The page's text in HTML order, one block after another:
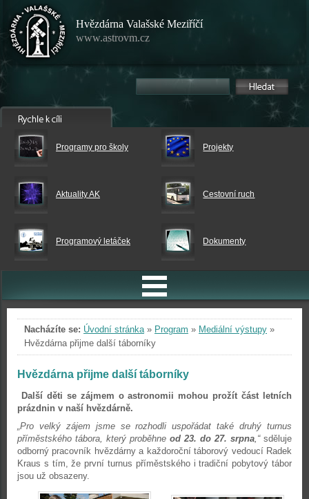
Hvězdárna Valašské Meziříčí
www.astrovm.cz
Programy pro školy Projekty
Aktuality AK Cestovní ruch
Programový letáček Dokumenty
Nacházíte se: Úvodní stránka» Program » Mediální výstupy »
Hvězdárna přijme další táborníky
Hvězdárna přijme další táborníky
Další děti se zájmem o astronomii mohou prožít část letních
prázdnin v naší hvězdárně.
„Pro velký zájem jsme se rozhodli uspořádat také druhý turnus
příměstského tábora, který proběhne od 23. do 27. srpna,“sděluje
odborný pracovník hvězdárny a každoroční táborový vedoucí Radek
Kraus s tím, že první turnus příměstského i tradiční pobytový tábor
jsou už obsazeny.